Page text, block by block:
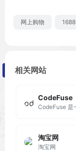
网上购物 1688
相关网站
CodeFuse
淘宝网
淘宝网